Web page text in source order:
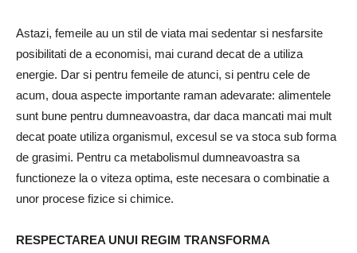
Astazi, femeile au un stil de viata mai sedentar si nesfarsite
posibilitati de a economisi, mai curand decat de a utiliza
energie. Dar si pentru femeile de atunci, si pentru cele de
acum, doua aspecte importante ra­man adevarate: alimentele
sunt bune pentru dum­neavoastra, dar daca mancati mai mult
decat poate utiliza organismul, excesul se va stoca sub forma
de grasimi. Pentru ca metabolismul dumneavoastra sa
functioneze la o viteza optima, este necesara o combinatie a
unor procese fizice si chimice.
RESPECTAREA UNUI REGIM TRANSFORMA